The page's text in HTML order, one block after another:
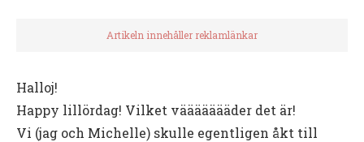
Artikeln innehåller reklamlänkar
Halloj!
Happy lillördag! Vilket väääääääder det är!
Vi (jag och Michelle) skulle egentligen åkt till